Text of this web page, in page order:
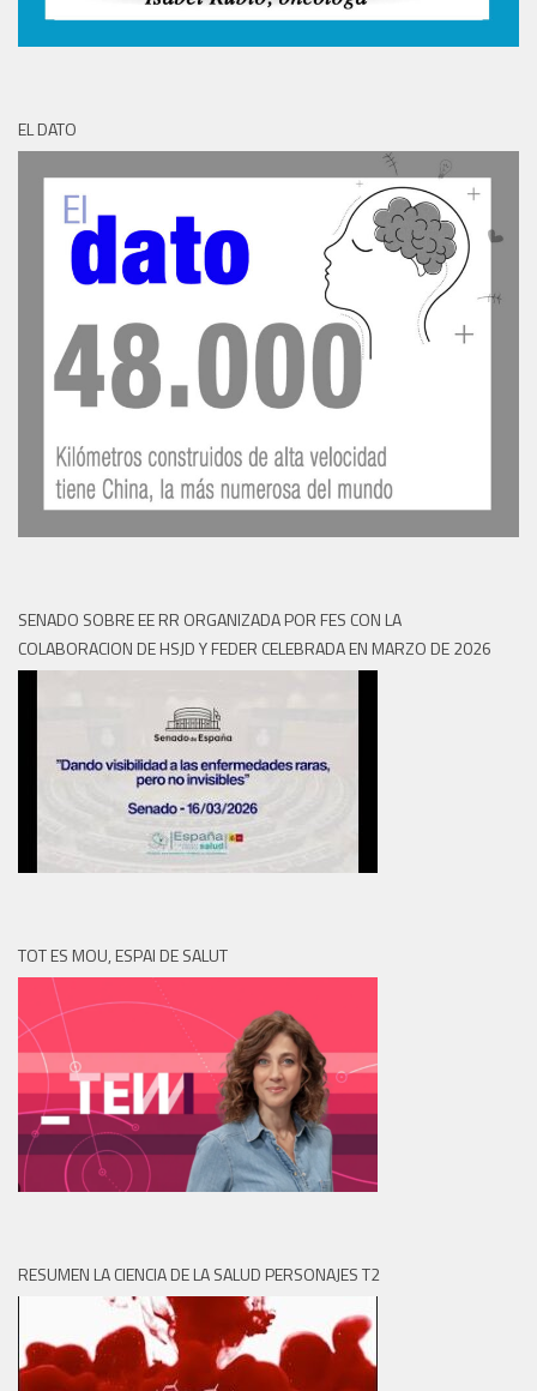
EL DATO
SENADO SOBRE EE RR ORGANIZADA POR FES CON LA
COLABORACION DE HSJD Y FEDER CELEBRADA EN MARZO DE 2026
TOT ES MOU, ESPAI DE SALUT
RESUMEN LA CIENCIA DE LA SALUD PERSONAJES T2